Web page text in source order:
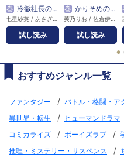
巻 冷徹社長の執愛プロポーズ～花嫁契約は終わったはずですが！？～
試し読み
巻 かりそめの花嫁～身代わりのお見合いがバレたはずなのに、なぜか溺愛されています～
試し読み
●
おすすめジャンル一覧
ファンタジー / バトル・格闘・ア
異世界・転生 / ヒューマンドラマ
コミカライズ / ボーイズラブ /
推理・ミステリー・サスペンス /